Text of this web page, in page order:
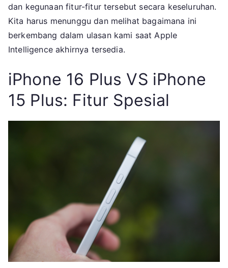
dan kegunaan fitur-fitur tersebut secara keseluruhan.
Kita harus menunggu dan melihat bagaimana ini
berkembang dalam ulasan kami saat Apple
Intelligence akhirnya tersedia.
iPhone 16 Plus VS iPhone
15 Plus: Fitur Spesial